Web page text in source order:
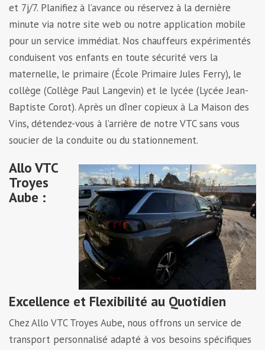
et 7j/7. Planifiez à l’avance ou réservez à la dernière
minute via notre site web ou notre application mobile
pour un service immédiat. Nos chauffeurs expérimentés
conduisent vos enfants en toute sécurité vers la
maternelle, le primaire (École Primaire Jules Ferry), le
collège (Collège Paul Langevin) et le lycée (Lycée Jean-
Baptiste Corot). Après un dîner copieux à La Maison des
Vins, détendez-vous à l’arrière de notre VTC sans vous
soucier de la conduite ou du stationnement.
Allo VTC
Troyes
Aube :
Excellence et Flexibilité au Quotidien
Chez Allo VTC Troyes Aube, nous offrons un service de
transport personnalisé adapté à vos besoins spécifiques